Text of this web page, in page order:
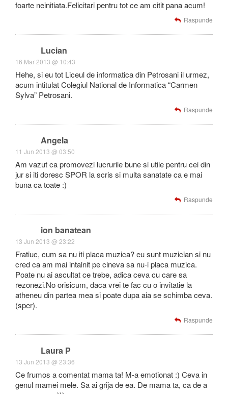
foarte neinitiata.Felicitari pentru tot ce am citit pana acum!
Raspunde
Lucian
16 Mar 2013 @ 10:43
Hehe, si eu tot Liceul de informatica din Petrosani il urmez,
acum intitulat Colegiul National de Informatica “Carmen
Sylva” Petrosani.
Raspunde
Angela
11 Jun 2013 @ 03:50
Am vazut ca promovezi lucrurile bune si utile pentru cei din
jur si iti doresc SPOR la scris si multa sanatate ca e mai
buna ca toate :)
Raspunde
ion banatean
13 Jun 2013 @ 23:22
Fratiuc, cum sa nu iti placa muzica? eu sunt muzician si nu
cred ca am mai intalnit pe cineva sa nu-i placa muzica.
Poate nu ai ascultat ce trebe, adica ceva cu care sa
rezonezi.No orisicum, daca vrei te fac cu o invitatie la
atheneu din partea mea si poate dupa aia se schimba ceva.
(sper).
Raspunde
Laura P
13 Jun 2013 @ 23:36
Ce frumos a comentat mama ta! M-a emotionat :) Ceva in
genul mamei mele. Sa ai grija de ea. De mama ta, ca de a